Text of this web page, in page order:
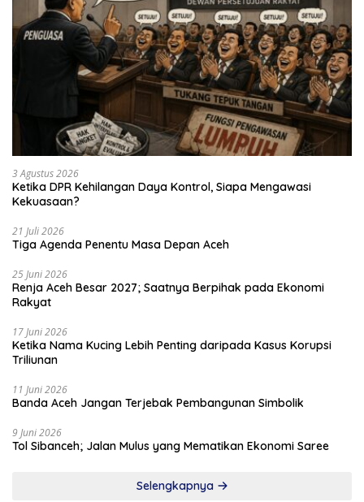
3 Agustus 2026
Ketika DPR Kehilangan Daya Kontrol, Siapa Mengawasi
Kekuasaan?
21 Juli 2026
Tiga Agenda Penentu Masa Depan Aceh
25 Juni 2026
Renja Aceh Besar 2027; Saatnya Berpihak pada Ekonomi
Rakyat
17 Juni 2026
Ketika Nama Kucing Lebih Penting daripada Kasus Korupsi
Triliunan
11 Juni 2026
Banda Aceh Jangan Terjebak Pembangunan Simbolik
9 Juni 2026
Tol Sibanceh; Jalan Mulus yang Mematikan Ekonomi Saree
Selengkapnya